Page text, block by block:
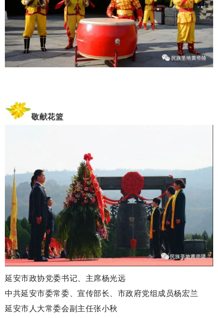
敬献花篮
延安市政协党委书记、主席杨光远
中共延安市委常委、宣传部长、市政府党组成员杨宏兰
延安市人大常委会副主任张小秋